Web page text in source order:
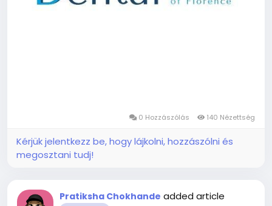
0 Hozzászólás 140 Nézettség
Kérjük jelentkezz be, hogy lájkolni, hozzászólni és
megosztani tudj!
Pratiksha Chokhande added article